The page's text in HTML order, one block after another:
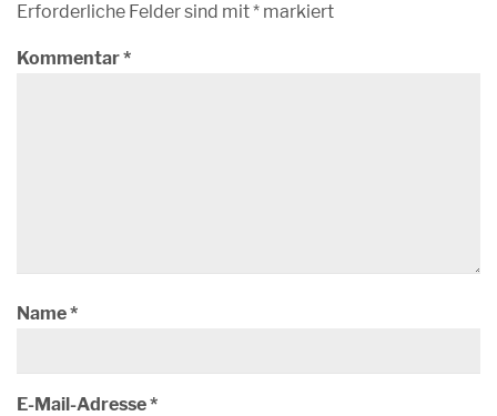
Erforderliche Felder sind mit* markiert
Kommentar*
Name*
E-Mail-Adresse*